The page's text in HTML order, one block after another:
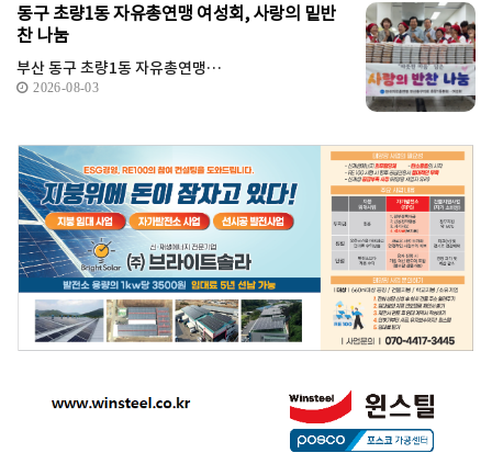
동구 초량1동 자유총연맹 여성회, 사랑의 밑반
찬 나눔
부산 동구 초량1동 자유총연맹…
2026-08-03